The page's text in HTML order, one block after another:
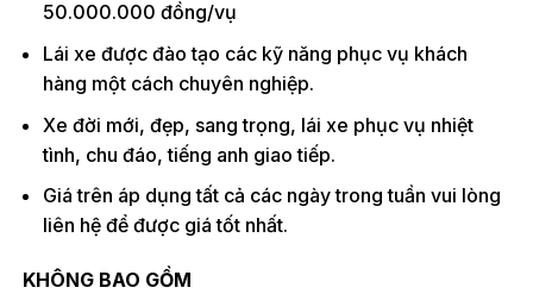
50.000.000 đồng/vụ
Lái xe được đào tạo các kỹ năng phục vụ khách
hàng một cách chuyên nghiệp.
Xe đời mới, đẹp, sang trọng, lái xe phục vụ nhiệt
tình, chu đáo, tiếng anh giao tiếp.
Giá trên áp dụng tất cả các ngày trong tuần vui lòng
liên hệ để được giá tốt nhất.
KHÔNG BAO GỒM